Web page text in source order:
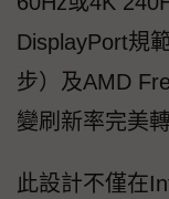
DisplayPort規
步）及AMD
變刷新率完美
此設計不僅在